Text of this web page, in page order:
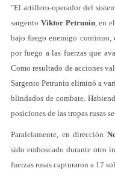
"El artillero-operador del
sargento Viktor Petrunin, en
bajo fuego enemigo
por fuego a las fuerzas que
Como resultado de acciones
Sargento Petrunin eliminó a
blindados de combate.
posiciones de las tropas rusas
Paralelamente, en dirección
sido emboscado durante otro
fuerzas rusas capturaron a 17